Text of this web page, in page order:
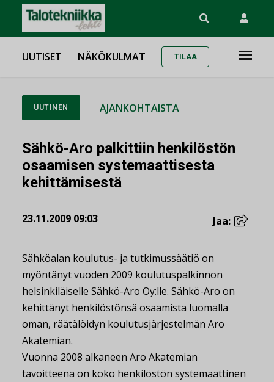
UUTISET NÄKÖKULMAT TILAA
UUTINEN AJANKOHTAISTA
Sähkö-Aro palkittiin henkilöstön
osaamisen systemaattisesta
kehittämisestä
23.11.2009 09:03 Jaa:
Sähköalan koulutus- ja tutkimussäätiö on
myöntänyt vuoden 2009 koulutuspalkinnon
helsinkiläiselle Sähkö-Aro Oy:lle. Sähkö-Aro on
kehittänyt henkilöstönsä osaamista luomalla
oman, räätälöidyn koulutusjärjestelmän Aro
Akatemian.
Vuonna 2008 alkaneen Aro Akatemian
tavoitteena on koko henkilöstön systemaattinen